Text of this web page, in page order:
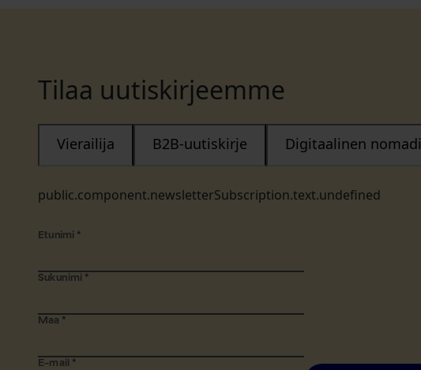
Tilaa uutiskirjeemme
public.component.newsletterSubscription.text.undefined
Vierailija B2B-uutiskirje Digitaalinen nomadi
Etunimi *
Sukunimi *
Maa *
E-mail *